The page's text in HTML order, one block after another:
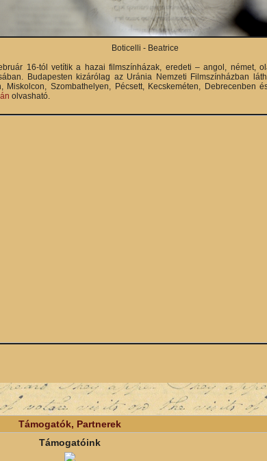
Boticelli - Beatrice
16-tól vetítik a hazai filmszínházak, eredeti – angol, német,
Budapesten kizárólag az Uránia Nemzeti Filmszínházban
Miskolcon, Szombathelyen, Pécsett, Kecskeméten, Debrecenben
olvasható.
Támogatók, Partnerek
Támogatóink